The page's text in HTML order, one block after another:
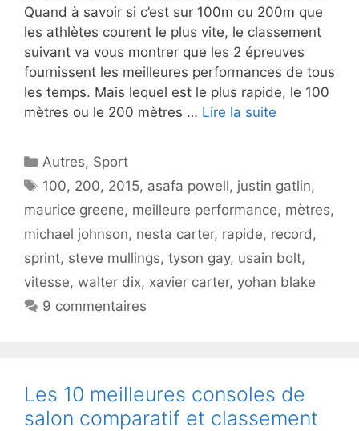
Quand à savoir si c’est sur 100m ou 200m que
les athlètes courent le plus vite, le classement
suivant va vous montrer que les 2 épreuves
fournissent les meilleures performances de tous
les temps. Mais lequel est le plus rapide, le 100
mètres ou le 200 mètres … Lire la suite
Catégories
Autres, Sport
Étiquettes
100, 200, 2015, asafa powell, justin gatlin,
maurice greene, meilleure performance, mètres,
michael johnson, nesta carter, rapide, record ,
sprint, steve mullings, tyson gay, usain bolt,
vitesse, walter dix, xavier carter, yohan blake
9 commentaires
Les 10 meilleures consoles de
salon comparatif et classement